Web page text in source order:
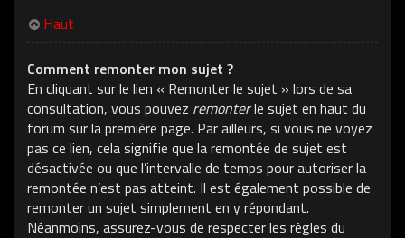
Haut
Comment remonter mon sujet ?
En cliquant sur le lien « Remonter le sujet » lors de sa
consultation, vous pouvez remonterle sujet en haut du
forum sur la première page. Par ailleurs, si vous ne voyez
pas ce lien, cela signifie que la remontée de sujet est
désactivée ou que l’intervalle de temps pour autoriser la
remontée n’est pas atteint. Il est également possible de
remonter un sujet simplement en y répondant.
Néanmoins, assurez-vous de respecter les règles du